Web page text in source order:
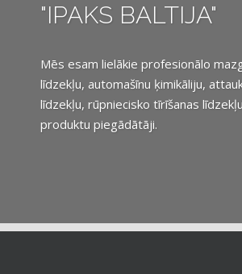
"IPAKS BALTIJA"
Mēs esam lielākie profesionālo
līdzekļu, automašīnu ķimikāliju,
līdzekļu, rūpniecisko tīrīšanas
produktu piegādātāji.